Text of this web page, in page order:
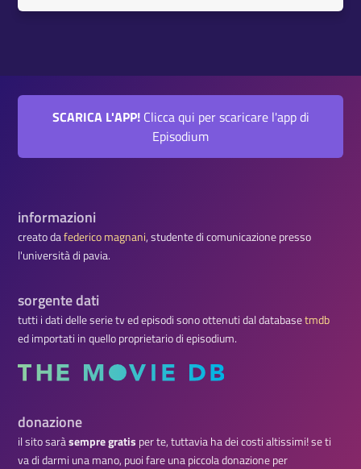
SCARICA L'APP!Clicca qui per scaricare l'app di
Episodium
informazioni
creato dafederico magnani, studente di comunicazione presso
l'università di pavia.
sorgente dati
tutti i dati delle serie tv ed episodi sono ottenuti dal databasetmdb
ed importati in quello proprietario di episodium.
donazione
il sito saràsempre gratis per te, tuttavia ha dei costi altissimi! se ti
va di darmi una mano, puoi fare una piccola donazione per